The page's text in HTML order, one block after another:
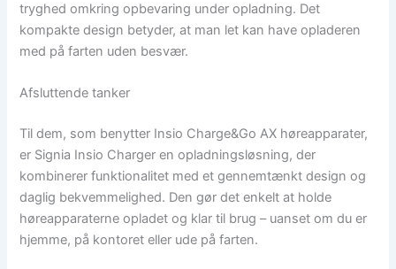
tryghed omkring opbevaring under opladning. Det
kompakte design betyder, at man let kan have opladeren
med på farten uden besvær.
Afsluttende tanker
Til dem, som benytter Insio Charge&Go AX høreapparater,
er Signia Insio Charger en opladningsløsning, der
kombinerer funktionalitet med et gennemtænkt design og
daglig bekvemmelighed. Den gør det enkelt at holde
høreapparaterne opladet og klar til brug – uanset om du er
hjemme, på kontoret eller ude på farten.